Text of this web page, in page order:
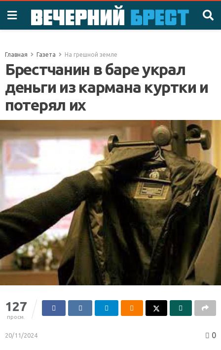
Главная Газета На грешной земле
Брестчанин в баре украл
деньги из кармана куртки и
потерял их
127
просм.
20/11/2024 0